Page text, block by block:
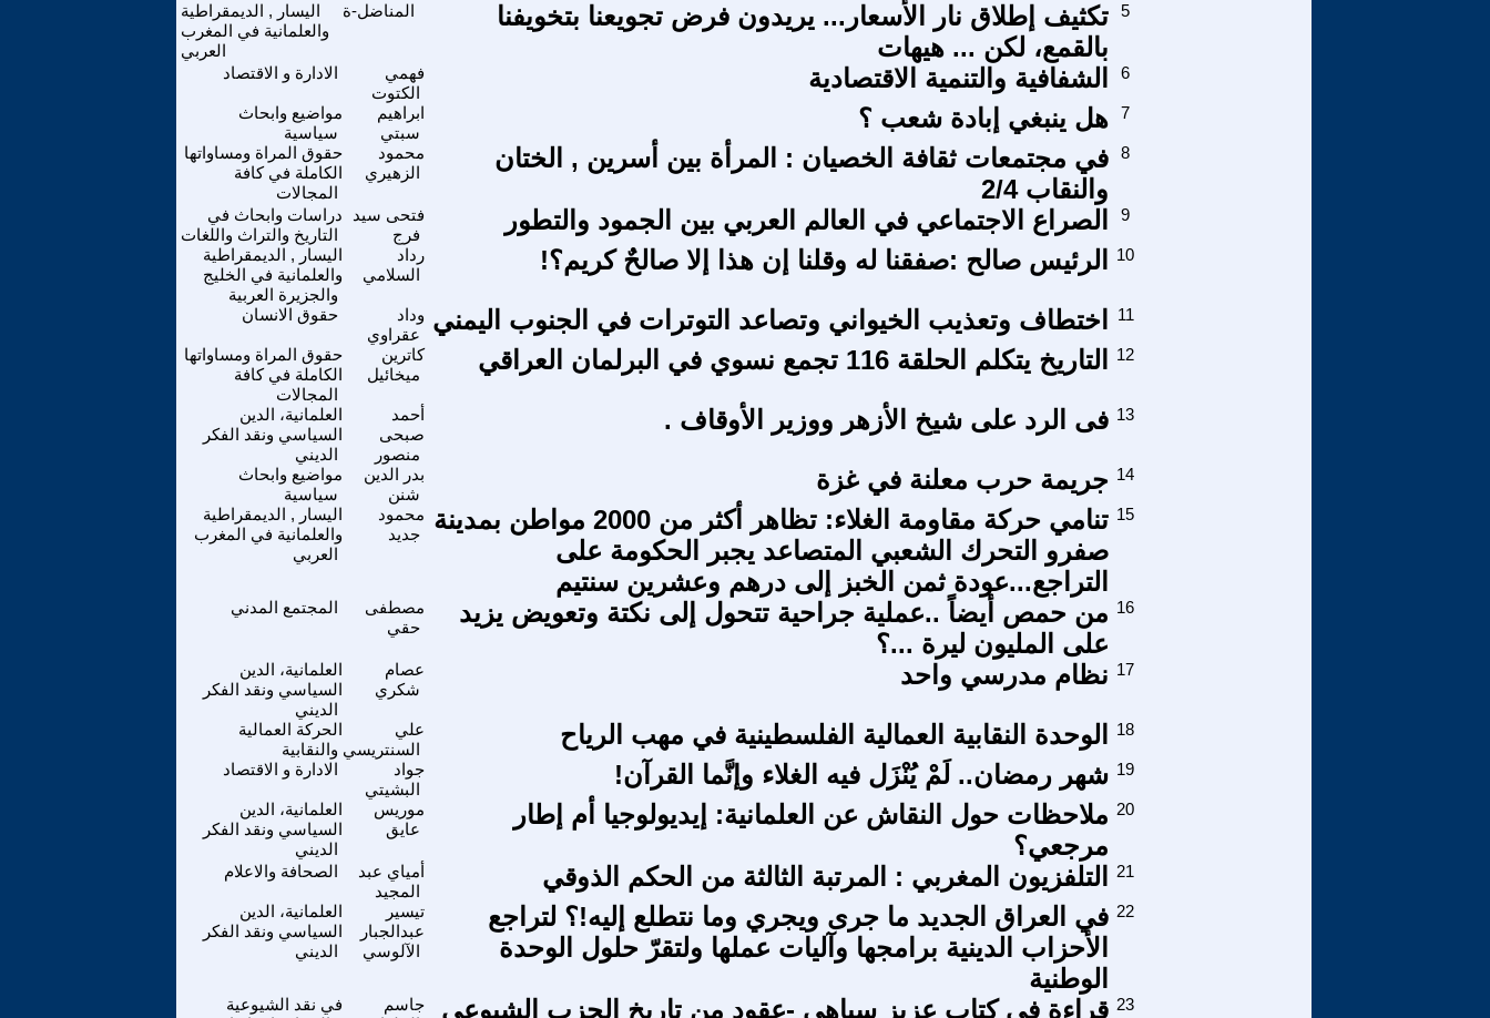
اليسار , الديمقراطية
والعلمانية في المغرب
العربي
المناضل-ة
تكثيف إطلاق نار الأسعار... يريدون فرض تجويعنا بتخويفنا
بالقمع، لكن ... هيهات
5
الادارة و الاقتصاد
فهمي
الكتوت
الشفافية والتنمية الاقتصادية 6
مواضيع وابحاث
سياسية
ابراهيم
سبتي
هل ينبغي إبادة شعب ؟ 7
حقوق المراة ومساواتها
الكاملة في كافة
المجالات
محمود
الزهيري
في مجتمعات ثقافة الخصيان : المرأة بين أسرين , الختان
والنقاب 2/4
8
دراسات وابحاث في
التاريخ والتراث واللغات
فتحى سيد
فرج
الصراع الاجتماعي في العالم العربي بين الجمود والتطور 9
اليسار , الديمقراطية
والعلمانية في الخليج
والجزيرة العربية
رداد
السلامي
الرئيس صالح :صفقنا له وقلنا إن هذا إلا صالحٌ كريم؟! 10
حقوق الانسان
وداد
عقراوي
اختطاف وتعذيب الخيواني وتصاعد التوترات في الجنوب اليمني 11
حقوق المراة ومساواتها
الكاملة في كافة
المجالات
كاترين
ميخائيل
التاريخ يتكلم الحلقة 116 تجمع نسوي في البرلمان العراقي 12
العلمانية، الدين
السياسي ونقد الفكر
الديني
أحمد
صبحى
منصور
فى الرد على شيخ الأزهر ووزير الأوقاف . 13
مواضيع وابحاث
سياسية
بدر الدين
شنن
جريمة حرب معلنة في غزة 14
اليسار , الديمقراطية
والعلمانية في المغرب
العربي
محمود
جديد
تنامي حركة مقاومة الغلاء: تظاهر أكثر من 2000 مواطن بمدينة
صفرو التحرك الشعبي المتصاعد يجبر الحكومة على
التراجع...عودة ثمن الخبز إلى درهم وعشرين سنتيم
15
المجتمع المدني
مصطفى
حقي
من حمص أيضاً ..عملية جراحية تتحول إلى نكتة وتعويض يزيد
على المليون ليرة ...؟
16
العلمانية، الدين
السياسي ونقد الفكر
الديني
عصام
شكري
نظام مدرسي واحد 17
الحركة العمالية
والنقابية
علي
السنتريسي
الوحدة النقابية العمالية الفلسطينية في مهب الرياح 18
الادارة و الاقتصاد
جواد
البشيتي
شهر رمضان.. لَمْ يُنْزَل فيه الغلاء وإنَّما القرآن! 19
العلمانية، الدين
السياسي ونقد الفكر
الديني
موريس
عايق
ملاحظات حول النقاش عن العلمانية: إيديولوجيا أم إطار
مرجعي؟
20
الصحافة والاعلام
أمياي عبد
المجيد
التلفزيون المغربي : المرتبة الثالثة من الحكم الذوقي 21
العلمانية، الدين
السياسي ونقد الفكر
الديني
تيسير
عبدالجبار
الآلوسي
في العراق الجديد ما جرى ويجري وما نتطلع إليه!؟ لتراجع
الأحزاب الدينية برامجها وآليات عملها ولتقرّ حلول الوحدة
الوطنية
22
في نقد الشيوعية
جاسم
قراءة في كتاب عزيز سباهي -عقود من تاريخ الحزب الشيوعي 23